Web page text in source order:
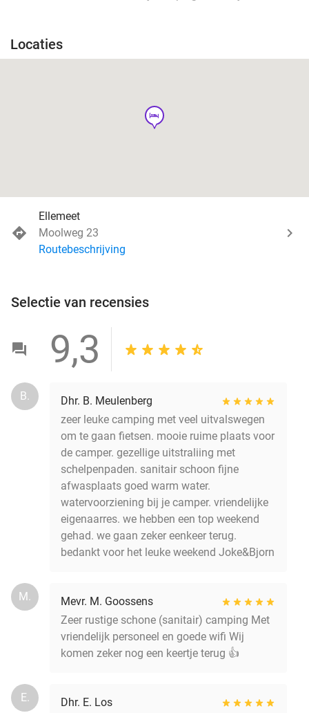
Locaties
hotel
Ellemeet
Moolweg 23
Routebeschrijving
Selectie van recensies
9,3
B.
Dhr. B. Meulenberg
zeer leuke camping met veel uitvalswegen
om te gaan fietsen. mooie ruime plaats voor
de camper. gezellige uitstraliing met
schelpenpaden. sanitair schoon fijne
afwasplaats goed warm water.
watervoorziening bij je camper. vriendelijke
eigenaarres. we hebben een top weekend
gehad. we gaan zeker eenkeer terug.
bedankt voor het leuke weekend Joke&Bjorn
M.
Mevr. M. Goossens
Zeer rustige schone (sanitair) camping Met
vriendelijk personeel en goede wifi Wij
komen zeker nog een keertje terug 👍
E.
Dhr. E. Los